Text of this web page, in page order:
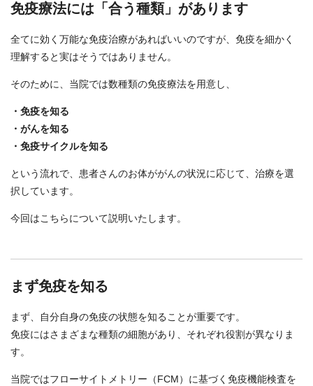
免疫療法には「合う種類」があります
全てに効く万能な免疫治療があればいいのですが、免疫を細かく
理解すると実はそうではありません。
そのために、当院では数種類の免疫療法を用意し、
・免疫を知る
・がんを知る
・免疫サイクルを知る
という流れで、患者さんのお体ががんの状況に応じて、治療を選
択しています。
今回はこちらについて説明いたします。
まず免疫を知る
まず、自分自身の免疫の状態を知ることが重要です。
免疫にはさまざまな種類の細胞があり、それぞれ役割が異なりま
す。
当院ではフローサイトメトリー（FCM）に基づく免疫機能検査を